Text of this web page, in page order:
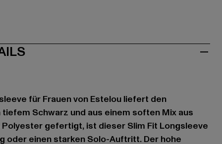
für Frauen von Estelou liefert den
Schwarz und aus einem soften Mix aus
Polyester gefertigt, ist dieser Slim Fit Longsleeve
oder einen starken Solo-Auftritt. Der hohe